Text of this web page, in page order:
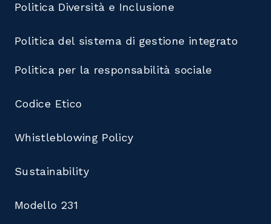
Politica Diversità e Inclusione
Politica del sistema di gestione integrato
Politica per la responsabilità sociale
Codice Etico
Whistleblowing Policy
Sustainability
Modello 231